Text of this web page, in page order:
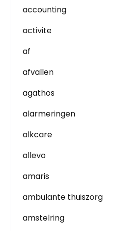
accounting
activite
af
afvallen
agathos
alarmeringen
alkcare
allevo
amaris
ambulante thuiszorg
amstelring